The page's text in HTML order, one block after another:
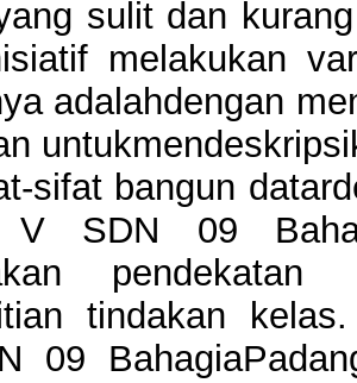
sulit dan
melakukan
adalahdengan
sifat bangun
SDN 09
tindakan
09